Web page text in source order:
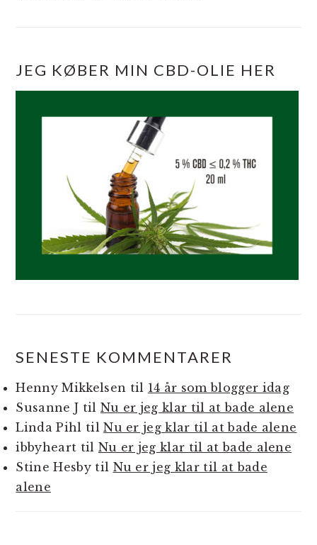
JEG KØBER MIN CBD-OLIE HER
SENESTE KOMMENTARER
Henny Mikkelsen til 14 år som blogger idag
Susanne J til Nu er jeg klar til at bade alene
Linda Pihl tilNu er jeg klar til at bade alene
ibbyheart til Nu er jeg klar til at bade alene
Stine Hesbytil Nu er jeg klar til at bade
alene